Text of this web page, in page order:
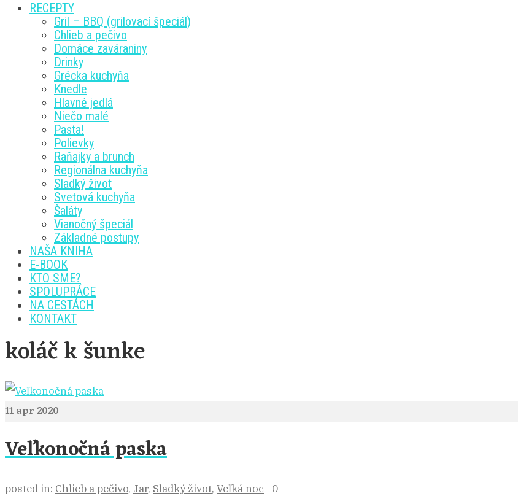
RECEPTY
Gril – BBQ (grilovací špeciál)
Chlieb a pečivo
Domáce zaváraniny
Drinky
Grécka kuchyňa
Knedle
Hlavné jedlá
Niečo malé
Pasta!
Polievky
Raňajky a brunch
Regionálna kuchyňa
Sladký život
Svetová kuchyňa
Šaláty
Vianočný špeciál
Základné postupy
NAŠA KNIHA
E-BOOK
KTO SME?
SPOLUPRÁCE
NA CESTÁCH
KONTAKT
koláč k šunke
11apr 2020
Veľkonočná paska
posted in: Chlieb a pečivo, Jar, Sladký život, Veľká noc | 0